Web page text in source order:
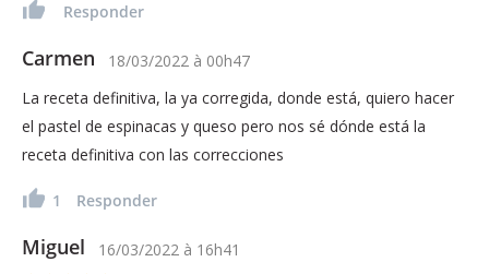
Responder
Carmen 18/03/2022 à 00h47
La receta definitiva, la ya corregida, donde está, quiero hacer
el pastel de espinacas y queso pero nos sé dónde está la
receta definitiva con las correcciones
1 Responder
Miguel 16/03/2022 à 16h41